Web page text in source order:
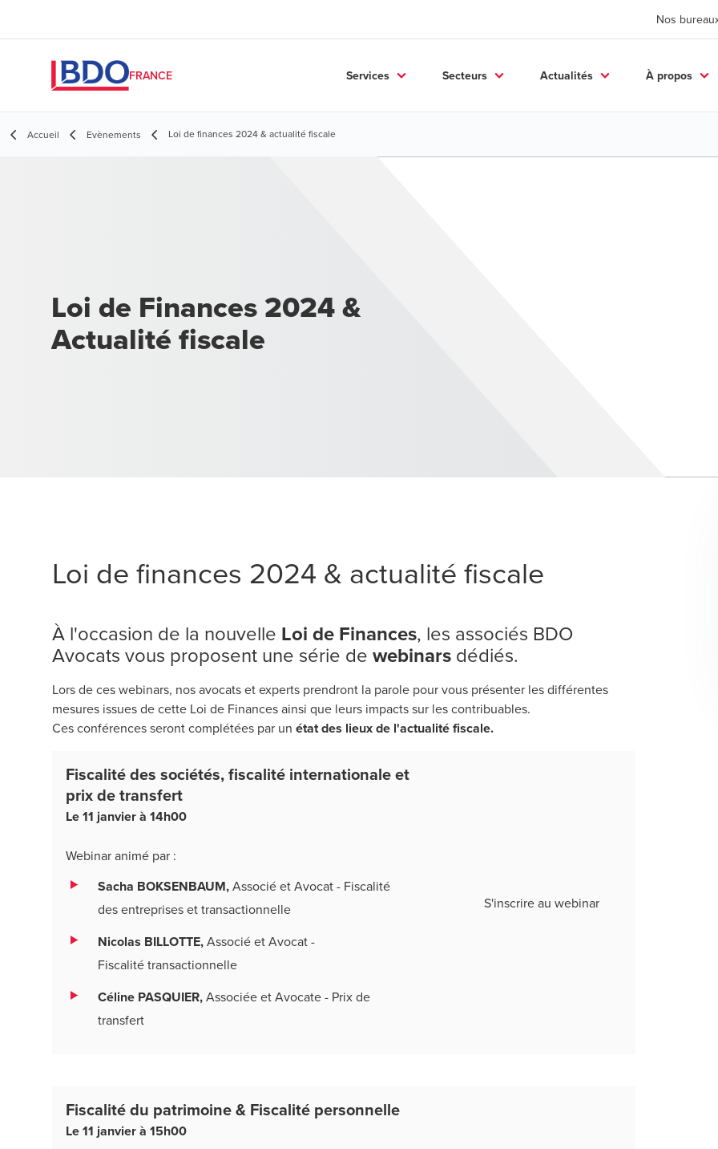
Nos
FRANCE Services Secteurs Actualités À propos
Accueil Evènements Loi de finances 2024 & actualité fiscale
Loi de Finances 2024 &
Actualité fiscale
Loi de finances 2024 & actualité fiscale
À l'occasion de la nouvelle Loi de Finances, les associés BDO
Avocats vous proposent une série de webinars dédiés.
Lors de ces webinars, nos avocats et experts prendront la parole pour vous présenter les différentes
mesures issues de cette Loi de Finances ainsi que leurs impacts sur les contribuables.
Ces conférences seront complétées par un état des lieux de l'actualité fiscale.
Fiscalité des sociétés, fiscalité internationale et
prix de transfert
Le 11 janvier à 14h00
Webinar animé par :
Sacha BOKSENBAUM,Associé et Avocat - Fiscalité
des entreprises et transactionnelle
Nicolas BILLOTTE,Associé et Avocat -
Fiscalité transactionnelle
Céline PASQUIER,Associée et Avocate - Prix de
transfert
S'inscrire au webinar
Fiscalité du patrimoine & Fiscalité personnelle
Le 11 janvier à 15h00